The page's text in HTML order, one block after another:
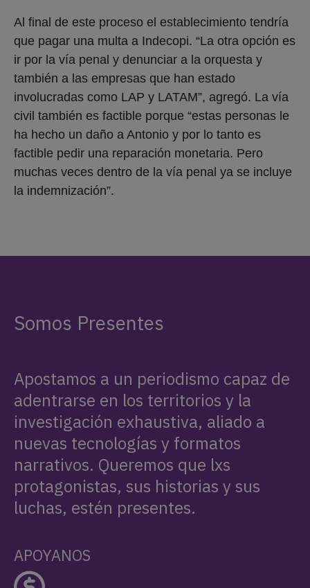
Al final de este proceso el establecimiento tendría
que pagar una multa a Indecopi. “La otra opción es
ir por la vía penal y denunciar a la orquesta y
también a las empresas que han estado
involucradas como LAP y LATAM”, agregó. La vía
civil también es factible porque “estas personas le
ha hecho un daño a Antonio y por lo tanto es
factible pedir una reparación monetaria. Pero
muchas veces dentro de la vía penal ya se incluye
la indemnización”.
Somos Presentes
Apostamos a un periodismo capaz de
adentrarse en los territorios y la
investigación exhaustiva, aliado a
nuevas tecnologías y formatos
narrativos. Queremos que lxs
protagonistas, sus historias y sus
luchas, estén presentes.
APOYANOS